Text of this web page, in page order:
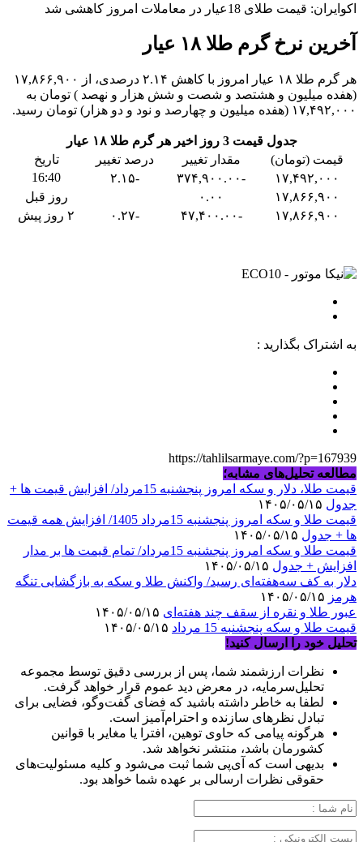
اکوایران: قیمت طلای 18عیار در معاملات امروز کاهشی شد
آخرین نرخ گرم طلا ۱۸ عیار
هر گرم طلا ۱۸ عیار امروز با کاهش ۲.۱۴ درصدی، از ۱۷,۸۶۶,۹۰۰
(هفده میلیون و هشتصد و شصت و شش هزار و نهصد ) تومان به
۱۷,۴۹۲,۰۰۰ (هفده میلیون و چهارصد و نود و دو هزار) تومان رسید.
جدول قیمت 3 روز اخیر هر گرم طلا ۱۸ عیار
قیمت (تومان)
مقدار تغییر درصد تغییر
تاریخ
۱۷,۴۹۲,۰۰۰
-۳۷۴,۹۰۰.۰۰ -۲.۱۵
16:40
۱۷,۸۶۶,۹۰۰
۰.۰۰
روز قبل
۱۷,۸۶۶,۹۰۰
-۴۷,۴۰۰.۰۰ -۰.۲۷ ۲ روز پیش
به اشتراک بگذارید :
https://tahlilsarmaye.com/?p=167939
مطالعه تحلیل‌های مشابه؛
قیمت طلا، دلار و سکه امروز پنجشنبه 15مرداد/ افزایش قیمت ها +
جدول
قیمت طلا و سکه امروز پنجشنبه 15مرداد 1405/ افزایش همه قیمت
ها + جدول
قیمت طلا و سکه امروز پنجشنبه 15مرداد/ تمام قیمت ها بر مدار
افزایش + جدول
دلار به کف سه‌هفته‌ای رسید/ واکنش طلا و سکه به بازگشایی تنگه
هرمز
عبور طلا و نقره از سقف چند هفته‌ای
قیمت طلا و سکه پنجشنبه 15 مرداد
تحلیل خود را ارسال کنید!
نظرات ارزشمند شما، پس از بررسی دقیق توسط مجموعه
تحلیل‌سرمایه، در معرض دید عموم قرار خواهد گرفت.
لطفا به خاطر داشته باشید که فضای گفت‌وگو، فضایی برای
تبادل نظرهای سازنده و احترام‌آمیز است.
هرگونه پیامی که حاوی توهین، افترا یا مغایر با قوانین
کشورمان باشد، منتشر نخواهد شد.
بدیهی است که آی‌پی شما ثبت می‌شود و کلیه مسئولیت‌های
حقوقی نظرات ارسالی بر عهده شما خواهد بود.